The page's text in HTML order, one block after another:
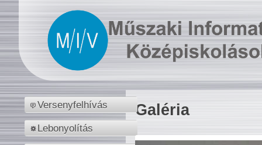
Versenyfelhívás
Lebonyolítás
Galéria